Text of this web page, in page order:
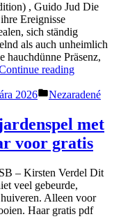
, Guido Jud Die
Ereignisse
sich ständig
als auch unheimlich
hauchdünne Präsenz,
reading„Inseln
Abseits
die
Färöer
:
book“
2026
Posted
Nezaradené
met
voor gratis
– Kirsten Verdel Dit
veel gebeurde,
Alleen voor
Haar gratis pdf